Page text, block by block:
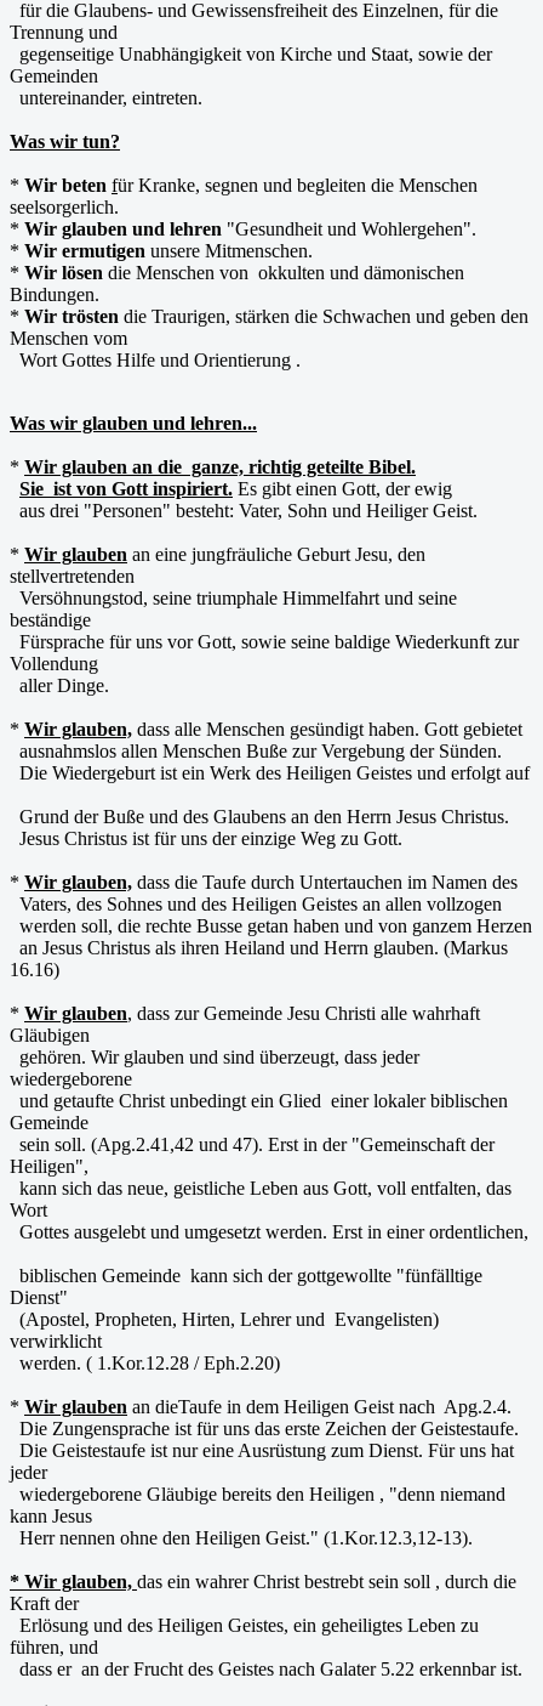
für die Glaubens- und Gewissensfreiheit des Einzelnen, für die
Trennung und
gegenseitige Unabhängigkeit von Kirche und Staat, sowie der
Gemeinden
untereinander, eintreten.
Was wir tun?
* Wir beten für Kranke, segnen und begleiten die Menschen
seelsorgerlich.
* Wir glauben und lehren "Gesundheit und Wohlergehen".
* Wir ermutigen unsere Mitmenschen.
* Wir lösen die Menschen von okkulten und dämonischen
Bindungen.
* Wir trösten die Traurigen, stärken die Schwachen und geben den
Menschen vom
Wort Gottes Hilfe und Orientierung .
Was wir glauben und lehren...
* Wir glauben an die ganze, richtig geteilte Bibel.
Sie ist von Gott inspiriert. Es gibt einen Gott, der ewig
aus drei "Personen" besteht: Vater, Sohn und Heiliger Geist.
* Wir glauben an eine jungfräuliche Geburt Jesu, den
stellvertretenden
Versöhnungstod, seine triumphale Himmelfahrt und seine
beständige
Fürsprache für uns vor Gott, sowie seine baldige Wiederkunft zur
Vollendung
aller Dinge.
* Wir glauben, dass alle Menschen gesündigt haben. Gott gebietet
ausnahmslos allen Menschen Buße zur Vergebung der Sünden.
Die Wiedergeburt ist ein Werk des Heiligen Geistes und erfolgt auf
Grund der Buße und des Glaubens an den Herrn Jesus Christus.
Jesus Christus ist für uns der einzige Weg zu Gott.
* Wir glauben, dass die Taufe durch Untertauchen im Namen des
Vaters, des Sohnes und des Heiligen Geistes an allen vollzogen
werden soll, die rechte Busse getan haben und von ganzem Herzen
an Jesus Christus als ihren Heiland und Herrn glauben. (Markus
16.16)
* Wir glauben, dass zur Gemeinde Jesu Christi alle wahrhaft
Gläubigen
gehören. Wir glauben und sind überzeugt, dass jeder
wiedergeborene
und getaufte Christ unbedingt ein Glied einer lokaler biblischen
Gemeinde
sein soll. (Apg.2.41,42 und 47). Erst in der "Gemeinschaft der
Heiligen",
kann sich das neue, geistliche Leben aus Gott, voll entfalten, das
Wort
Gottes ausgelebt und umgesetzt werden. Erst in einer ordentlichen,
biblischen Gemeinde kann sich der gottgewollte "fünfälltige
Dienst"
(Apostel, Propheten, Hirten, Lehrer und Evangelisten)
verwirklicht
werden. ( 1.Kor.12.28 / Eph.2.20)
* Wir glauben an dieTaufe in dem Heiligen Geist nach Apg.2.4.
Die Zungensprache ist für uns das erste Zeichen der Geistestaufe.
Die Geistestaufe ist nur eine Ausrüstung zum Dienst. Für uns hat
jeder
wiedergeborene Gläubige bereits den Heiligen , "denn niemand
kann Jesus
Herr nennen ohne den Heiligen Geist." (1.Kor.12.3,12-13).
* Wir glauben, das ein wahrer Christ bestrebt sein soll , durch die
Kraft der
Erlösung und des Heiligen Geistes, ein geheiligtes Leben zu
führen, und
dass er an der Frucht des Geistes nach Galater 5.22 erkennbar ist.